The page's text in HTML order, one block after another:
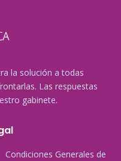
la solución a todas
Las respuestas
gabinete.
Condiciones Generales de